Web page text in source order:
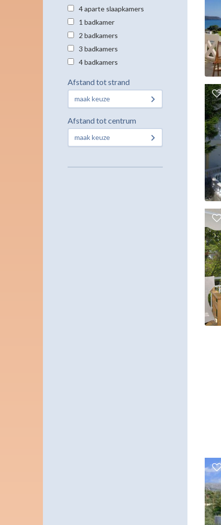
4 aparte slaapkamers
1 badkamer
2 badkamers
3 badkamers
4 badkamers
Afstand tot strand
maak keuze
Afstand tot centrum
maak keuze